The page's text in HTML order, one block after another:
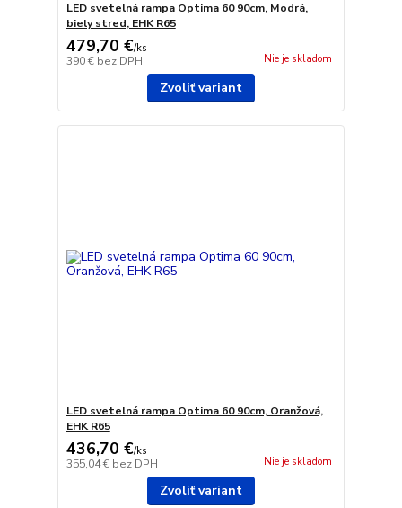
LED svetelná rampa Optima 60 90cm, Modrá,
biely stred, EHK R65
479,70 €/ks
390 € bez DPH Nie je skladom
Zvoliť variant
LED svetelná rampa Optima 60 90cm, Oranžová,
EHK R65
436,70 €/ks
355,04 € bez DPH Nie je skladom
Zvoliť variant